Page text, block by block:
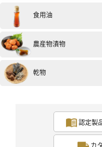
女性 40代
鶏手羽元の唐揚げ（チ
揚げ物に青唐辛子の辛
粗挽きなので、アクセン
食用油
農産物漬物
乾物
認定製
カ